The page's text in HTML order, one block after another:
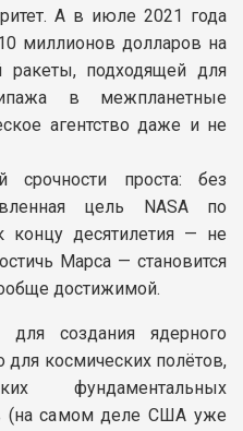
А в июле 2021 года
миллионов долларов на
ракеты, подходящей для
в межпланетные
агентство даже и не
срочности проста: без
цель NASA по
десятилетия — не
Марса — становится
достижимой.
для создания ядерного
для космических полётов,
фундаментальных
(на самом деле США уже